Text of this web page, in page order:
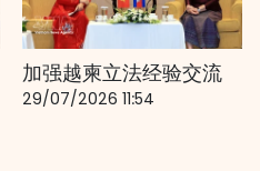
加强越柬立法经验交流
29/07/2026 11:54